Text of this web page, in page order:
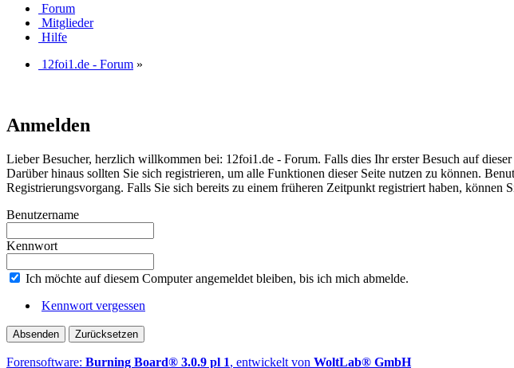
Forum
Mitglieder
Hilfe
12foi1.de - Forum »
Anmelden
Lieber Besucher, herzlich willkommen bei: 12foi1.de - Forum. Falls dies Ihr erster Besuch auf
Darüber hinaus sollten Sie sich registrieren, um alle Funktionen dieser Seite nutzen zu können.
Registrierungsvorgang. Falls Sie sich bereits zu einem früheren Zeitpunkt registriert haben, können
Benutzername
Kennwort
Ich möchte auf diesem Computer angemeldet bleiben, bis ich mich abmelde.
Kennwort vergessen
Forensoftware: Burning Board® 3.0.9 pl 1, entwickelt von WoltLab® GmbH